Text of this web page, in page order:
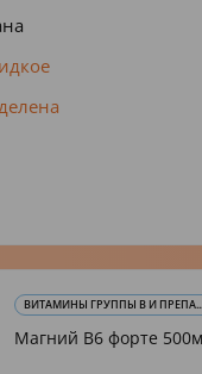
ВИТАМИНЫ ГРУППЫ В И ПРЕПА...
Магний В6 форте